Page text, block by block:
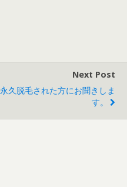
Next Post
永久脱毛された方にお聞きしま
す。